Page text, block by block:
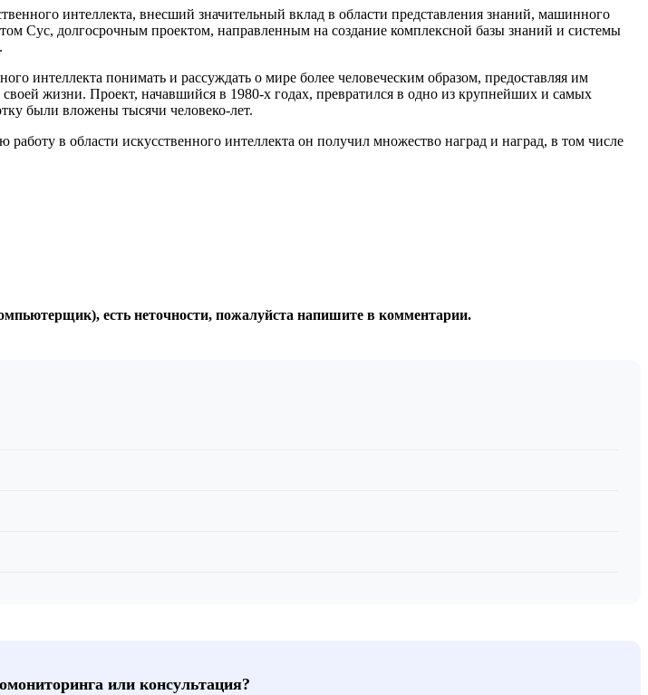
интеллекта, внесший значительный вклад в области представления знаний, машинного
Cyc, долгосрочным проектом, направленным на создание комплексной базы знаний и системы
интеллекта понимать и рассуждать о мире более человеческим образом, предоставляя им
жизни. Проект, начавшийся в 1980-х годах, превратился в одно из крупнейших и самых
были вложены тысячи человеко-лет.
в области искусственного интеллекта он получил множество наград и наград, в том числе
есть неточности, пожалуйста напишите в комментарии.
или консультация?